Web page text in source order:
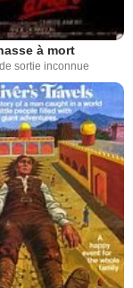
à mort
sortie inconnue